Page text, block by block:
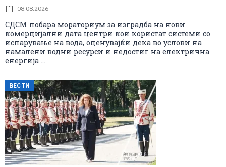
08.08.2026
СДСМ побара мораториум за изградба на нови
комерцијални дата центри кои користат системи со
испарување на вода, оценувајќи дека во услови на
намалени водни ресурси и недостиг на електрична
енергија ...
ВЕСТИ